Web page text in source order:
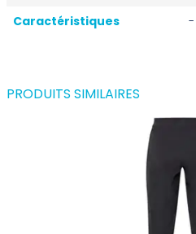
Caractéristiques
-
PRODUITS SIMILAIRES